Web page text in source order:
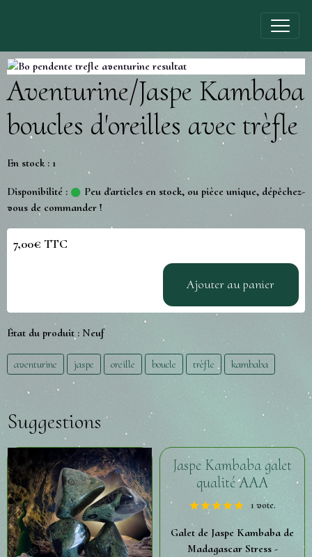
Aventurine/Jaspe Kambaba
boucles d'oreilles avec trèfle
En stock : 1
Disponibilité :
Peu d'articles en stock, ou pièce unique, dépêchez-
vous de commander !
7,00€ TTC
Ajouter au panier
État du produit : Neuf
aventurine jaspe oreille boucle trèfle kambaba
Suggestions
Jaspe Kambaba galet
qualité AAA
1 vote.
Galet de Jaspe Kambaba de
Madagascar Stress -